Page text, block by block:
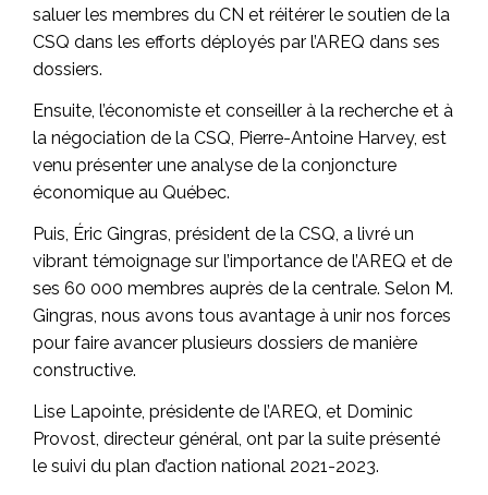
saluer les membres du CN et réitérer le soutien de la
CSQ dans les efforts déployés par l’AREQ dans ses
dossiers.
Ensuite, l’économiste et conseiller à la recherche et à
la négociation de la CSQ, Pierre-Antoine Harvey, est
venu présenter une analyse de la conjoncture
économique au Québec.
Puis, Éric Gingras, président de la CSQ, a livré un
vibrant témoignage sur l’importance de l’AREQ et de
ses 60 000 membres auprès de la centrale. Selon M.
Gingras, nous avons tous avantage à unir nos forces
pour faire avancer plusieurs dossiers de manière
constructive.
Lise Lapointe, présidente de l’AREQ, et Dominic
Provost, directeur général, ont par la suite présenté
le suivi du plan d’action national 2021-2023.